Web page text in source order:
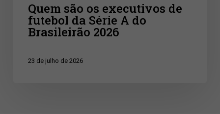
futebol
Quem são os executivos de
futebol da Série A do
Brasileirão 2026
23 de julho de 2026